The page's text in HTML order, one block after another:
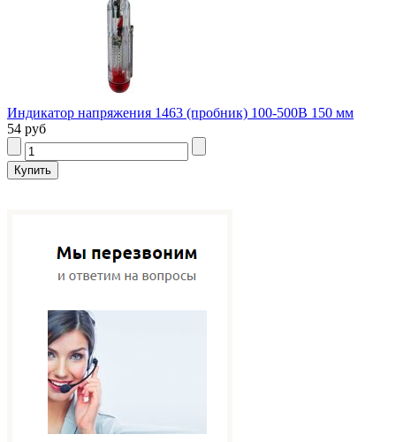
Индикатор напряжения 1463 (пробник) 100-500В 150 мм
54 руб